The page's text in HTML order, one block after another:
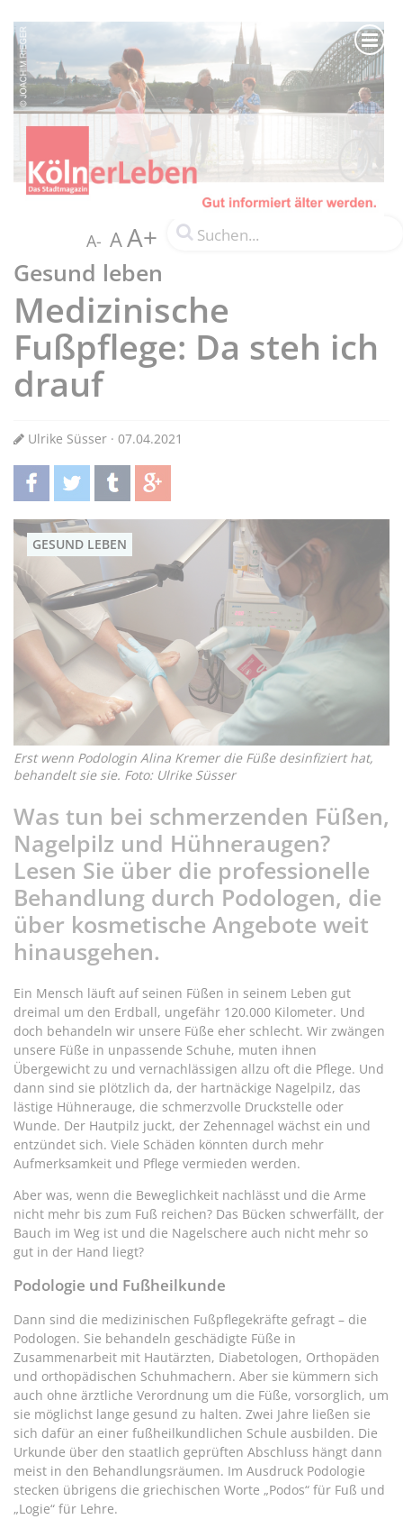
A- AA+
Gesund leben
Medizinische
Fußpflege: Da steh ich
drauf
Ulrike Süsser · 07.04.2021
teilentwittern teilen teilen
GESUND LEBEN
Erst wenn Podologin Alina Kremer die Füße desinfiziert hat,
behandelt sie sie. Foto: Ulrike Süsser
Was tun bei schmerzenden Füßen,
Nagelpilz und Hühneraugen?
Lesen Sie über die professionelle
Behandlung durch Podologen, die
über kosmetische Angebote weit
hinausgehen.
Ein Mensch läuft auf seinen Füßen in seinem Leben gut
dreimal um den Erdball, ungefähr 120.000 Kilometer. Und
doch behandeln wir unsere Füße eher schlecht. Wir zwängen
unsere Füße in unpassende Schuhe, muten ihnen
Übergewicht zu und vernachlässigen allzu oft die Pflege. Und
dann sind sie plötzlich da, der hartnäckige Nagelpilz, das
lästige Hühnerauge, die schmerzvolle Druckstelle oder
Wunde. Der Hautpilz juckt, der Zehennagel wächst ein und
entzündet sich. Viele Schäden könnten durch mehr
Aufmerksamkeit und Pflege vermieden werden.
Aber was, wenn die Beweglichkeit nachlässt und die Arme
nicht mehr bis zum Fuß reichen? Das Bücken schwerfällt, der
Bauch im Weg ist und die Nagelschere auch nicht mehr so
gut in der Hand liegt?
Podologie und Fußheilkunde
Dann sind die medizinischen Fußpflegekräfte gefragt – die
Podologen. Sie behandeln geschädigte Füße in
Zusammenarbeit mit Hautärzten, Diabetologen, Orthopäden
und orthopädischen Schuhmachern. Aber sie kümmern sich
auch ohne ärztliche Verordnung um die Füße, vorsorglich, um
sie möglichst lange gesund zu halten. Zwei Jahre ließen sie
sich dafür an einer fußheilkundlichen Schule ausbilden. Die
Urkunde über den staatlich geprüften Abschluss hängt dann
meist in den Behandlungsräumen. Im Ausdruck Podologie
stecken übrigens die griechischen Worte „Podos“ für Fuß und
„Logie“ für Lehre.